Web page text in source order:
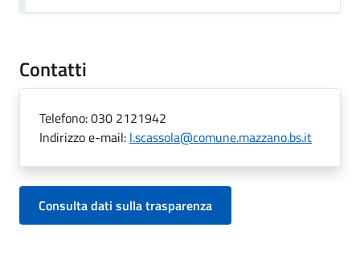
Contatti
Telefono:030 2121942
Indirizzo e-mail: l.scassola@comune.mazzano.bs.it
Consulta dati sulla trasparenza